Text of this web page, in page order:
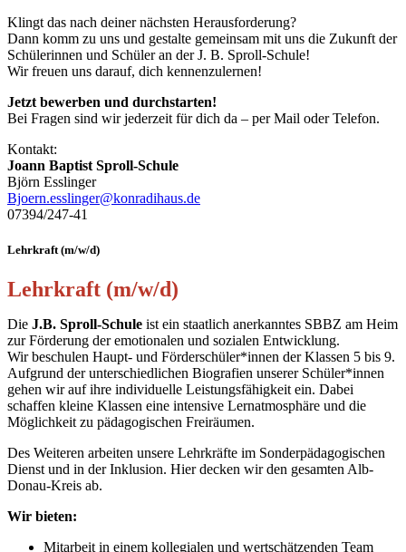
Klingt das nach deiner nächsten Herausforderung?
Dann komm zu uns und gestalte gemeinsam mit uns die Zukunft der
Schülerinnen und Schüler an der J. B. Sproll-Schule!
Wir freuen uns darauf, dich kennenzulernen!
Jetzt bewerben und durchstarten!
Bei Fragen sind wir jederzeit für dich da – per Mail oder Telefon.
Kontakt:
Joann Baptist Sproll-Schule
Björn Esslinger
Bjoern.esslinger@konradihaus.de
07394/247-41
Lehrkraft (m/w/d)
Lehrkraft (m/w/d)
Die J.B. Sproll-Schule ist ein staatlich anerkanntes SBBZ am Heim
zur Förderung der emotionalen und sozialen Entwicklung.
Wir beschulen Haupt- und Förderschüler*innen der Klassen 5 bis 9.
Aufgrund der unterschiedlichen Biografien unserer Schüler*innen
gehen wir auf ihre individuelle Leistungsfähigkeit ein. Dabei
schaffen kleine Klassen eine intensive Lernatmosphäre und die
Möglichkeit zu pädagogischen Freiräumen.
Des Weiteren arbeiten unsere Lehrkräfte im Sonderpädagogischen
Dienst und in der Inklusion. Hier decken wir den gesamten Alb-
Donau-Kreis ab.
Wir bieten:
Mitarbeit in einem kollegialen und wertschätzenden Team